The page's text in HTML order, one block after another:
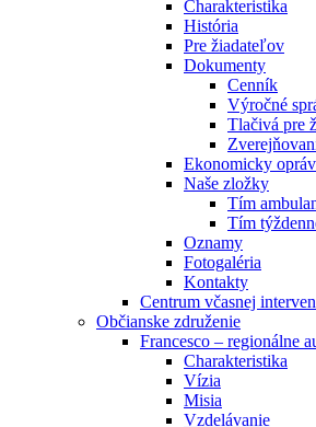
Charakteristika
História
Pre žiadateľov
Dokumenty
Cenník
Výročné
Tlačivá pre
Ekonomicky
Naše zložky
Tím
Tím
Oznamy
Fotogaléria
Kontakty
Centrum včasnej
Občianske združenie
Francesco – regionálne
Charakteristika
Vízia
Misia
Vzdelávanie